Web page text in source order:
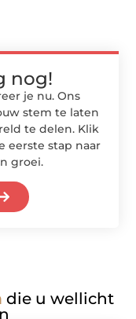
nog!
je nu. Ons
stem te laten
te delen. Klik
eerste stap naar
groei.
die u wellicht